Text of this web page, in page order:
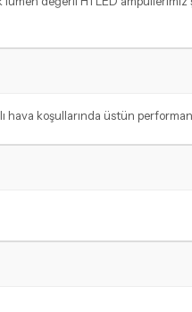
hava koşullarında üstün